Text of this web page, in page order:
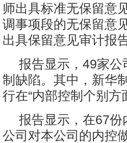
师出具标准无保留意
调事项段的无保留意
出具保留意见审计报
报告显示，49家
制缺陷。其中，新华
行在“内部控制个别
报告显示，在67
公司对本公司的内控